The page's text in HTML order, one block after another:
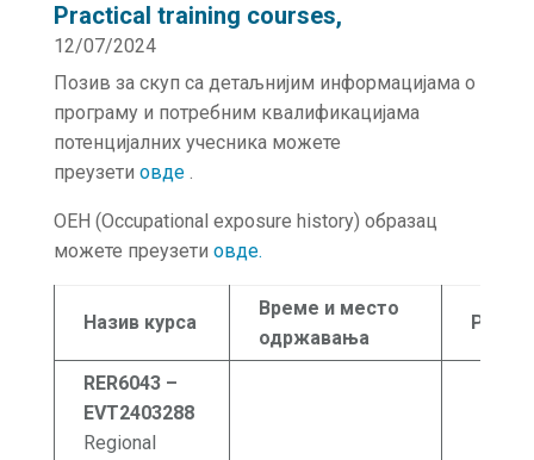
Practical training courses,
12/07/2024
Позив за скуп са детаљнијим информацијама о
програму и потребним квалификацијама
потенцијалних учесника можете
преузети овде .
OEH (Occupational exposure history) образац
можете преузети овде.
Назив курса
Време и место
одржавања
Рок
RER6043 –
EVT2403288
Regional